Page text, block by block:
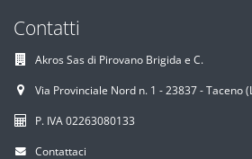
Contatti
Akros Sas di Pirovano Brigida e C.
Via Provinciale Nord n. 1 - 23837 - Taceno
P. IVA 02263080133
Contattaci